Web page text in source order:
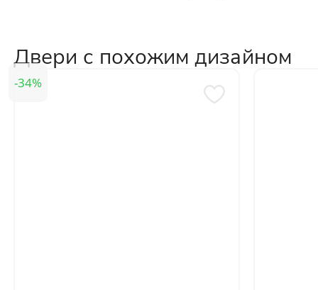
Двери с похожим дизайном
34